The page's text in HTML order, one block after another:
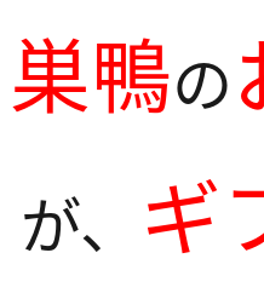
巣鴨の
が、 ギ